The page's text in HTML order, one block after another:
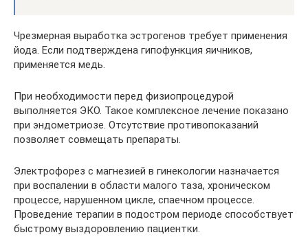
Чрезмерная выработка эстрогенов требует применения
йода. Если подтверждена гипофункция яичников,
применяется медь.
При необходимости перед физиопроцедурой
выполняется ЭКО. Такое комплексное лечение показано
при эндометриозе. Отсутствие противопоказаний
позволяет совмещать препараты.
Электрофорез с магнезией в гинекологии назначается
при воспалении в области малого таза, хроническом
процессе, нарушенном цикле, спаечном процессе.
Проведение терапии в подостром периоде способствует
быстрому выздоровлению пациентки.